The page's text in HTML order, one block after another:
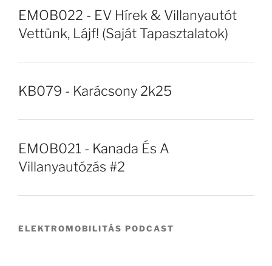
EMOB022 - EV Hírek & Villanyautót
Vettünk, Lájf! (Saját Tapasztalatok)
KB079 - Karácsony 2k25
EMOB021 - Kanada És A
Villanyautózás #2
ELEKTROMOBILITÁS PODCAST